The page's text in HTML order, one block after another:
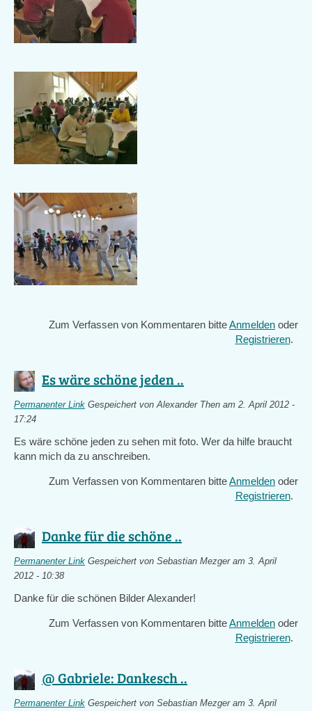
Zum Verfassen von Kommentaren bitteAnmelden oder
Registrieren.
Es wäre schöne jeden ..
Permanenter Link Gespeichert vonAlexander Then am 2. April 2012 -
17:24
Es wäre schöne jeden zu sehen mit foto. Wer da hilfe braucht
kann mich da zu anschreiben.
Zum Verfassen von Kommentaren bitteAnmelden oder
Registrieren.
Danke für die schöne ..
Permanenter Link Gespeichert von Sebastian Mezgeram 3. April
2012 - 10:38
Danke für die schönen Bilder Alexander!
Zum Verfassen von Kommentaren bitteAnmelden oder
Registrieren.
@ Gabriele: Dankesch ..
Permanenter Link Gespeichert von Sebastian Mezgeram 3. April